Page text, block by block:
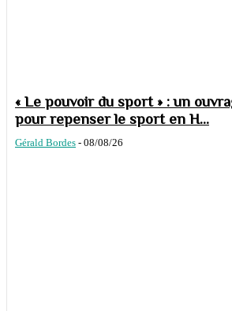
« Le pouvoir du sport » : un
pour repenser le sport en H...
Gérald Bordes - 08/08/26